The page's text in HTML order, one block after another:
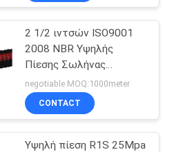
23
2 1/2 ιντσών ISO9001
2008 NBR Υψηλής
Πίεσης Σωλήνας
Πετρελαίου
negotiable MOQ:1000meter
CONTACT
Υψηλή πίεση R1S 25Mpa